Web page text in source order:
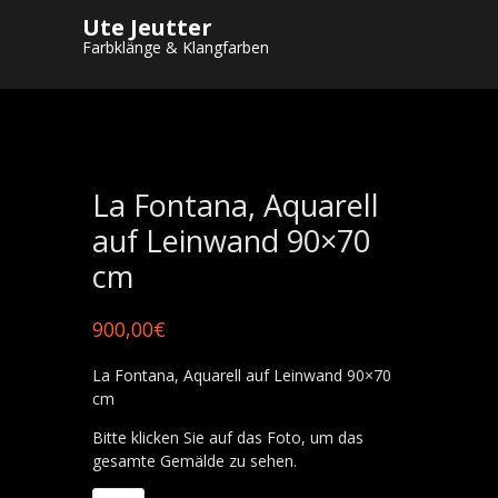
Ute Jeutter
Farbklänge & Klangfarben
Startseite/Shop
Leinwand / La Fontana, Aquarell auf
La Fontana, Aquarell
auf Leinwand 90×70
cm
900,00€
La Fontana, Aquarell auf Leinwand 90×70
cm
Bitte klicken Sie auf das Foto, um das
gesamte Gemälde zu sehen.